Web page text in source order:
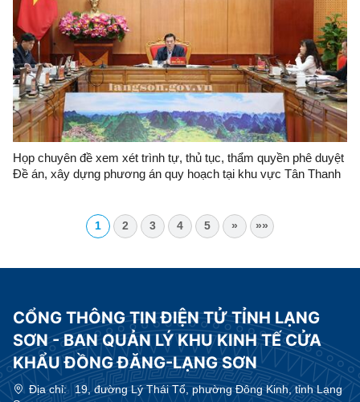
Họp chuyên đề xem xét trình tự, thủ tục, thẩm quyền phê duyệt
Đề án, xây dựng phương án quy hoạch tại khu vực Tân Thanh
1 2 3 4 5 » »»
CỔNG THÔNG TIN ĐIỆN TỬ TỈNH LẠNG
SƠN - BAN QUẢN LÝ KHU KINH TẾ CỬA
KHẨU ĐỒNG ĐĂNG-LẠNG SƠN
Địa chỉ:
19, đường Lý Thái Tổ, phường Đông Kinh, tỉnh Lạng